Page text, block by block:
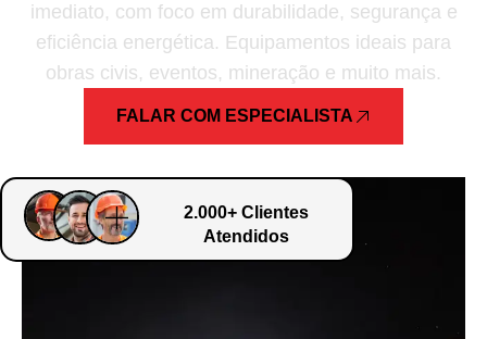
imediato, com foco em durabilidade, segurança e
eficiência energética. Equipamentos ideais para
obras civis, eventos, mineração e muito mais.
FALAR COM ESPECIALISTA
2.000+ Clientes
Atendidos